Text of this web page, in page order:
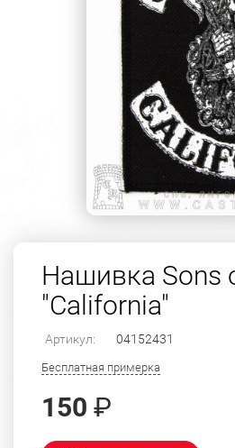
Нашивка Sons
"California"
Артикул: 04152431
Бесплатная примерка
150 ₽